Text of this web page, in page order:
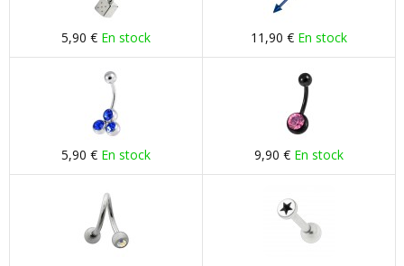
5,90 € En stock 11,90 € En stock
5,90 € En stock 9,90 € En stock